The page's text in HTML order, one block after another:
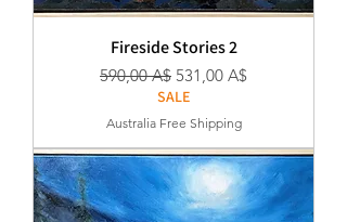
Fireside Stories 2
Κανονική τιμή
590,00 A$ Τιμή Έκπτωσης
531,00 A$
SALE
Australia Free Shipping